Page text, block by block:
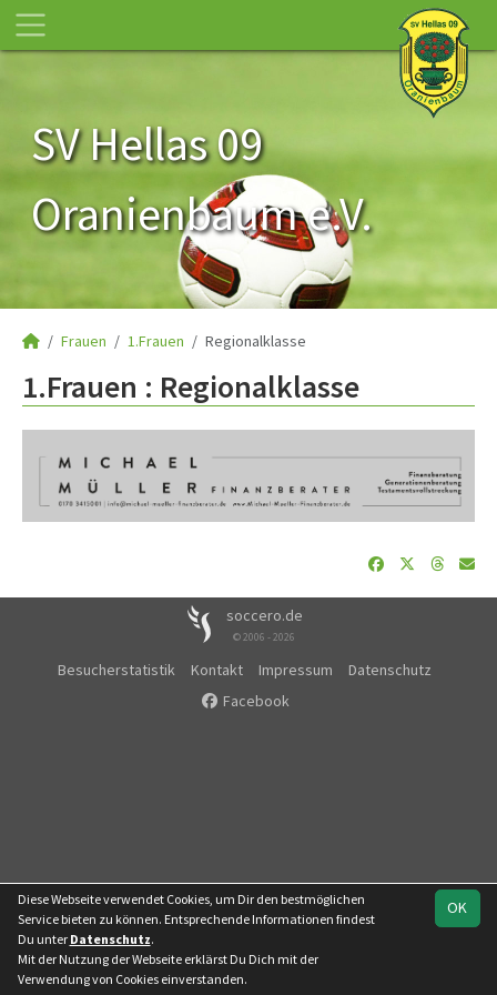
SV Hellas 09
Oranienbaum e.V.
Frauen 1.Frauen Regionalklasse
Team
1.Frauen : Regionalklasse
soccero.de
© 2006 - 2026
Besucherstatistik Kontakt Impressum
Datenschutz
Facebook
OK
Diese Webseite verwendet Cookies, um Dir den bestmöglichen
Service bieten zu können. Entsprechende Informationen findest
Du unter Datenschutz.
Mit der Nutzung der Webseite erklärst Du Dich mit der
Verwendung von Cookies einverstanden.